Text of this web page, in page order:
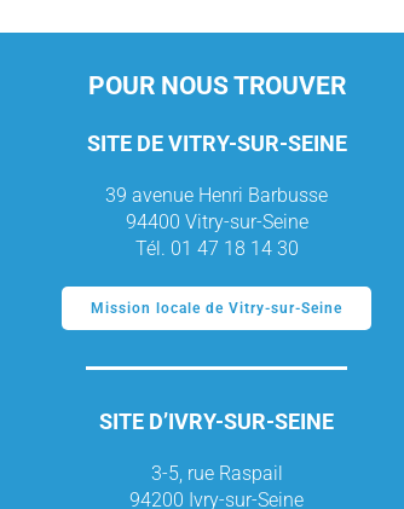
POUR NOUS TROUVER
SITE DE VITRY-SUR-SEINE
39 avenue Henri Barbusse
94400 Vitry-sur-Seine
Tél. 01 47 18 14 30
Mission locale de Vitry-sur-Seine
SITE D’IVRY-SUR-SEINE
3-5, rue Raspail
94200 Ivry-sur-Seine